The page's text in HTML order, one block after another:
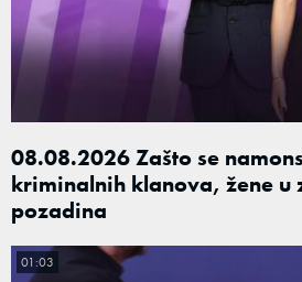
08.08.2026 Zašto se
kriminalnih klanova, žene u
pozadina
01:03